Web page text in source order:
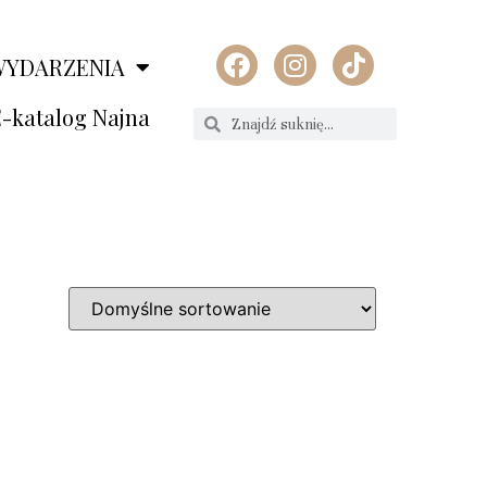
katalog Najna